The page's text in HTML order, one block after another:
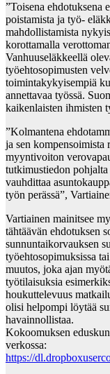
”Toisena ehdotuksena
poistamista ja työ-
mahdollistamista
korottamalla
Vanhuuseläkkeellä
työehtosopimusten
toimintakykyisempiä
annettavaa työssä.
kaikenlaisten ihmisten
”Kolmantena
ja sen kompensoimista
myyntivoiton
tutkimustiedon
vauhdittaa
työn perässä”,
Vartiainen mainitsee
tähtäävän ehdotuksen
sunnuntaikorvauksen
työehtosopimuksissa
muutos, joka ajan
työtilaisuksia
houkuttelevuus
olisi helpompi löytää
havainnollistaa.
Kokoomuksen
verkossa:
https://